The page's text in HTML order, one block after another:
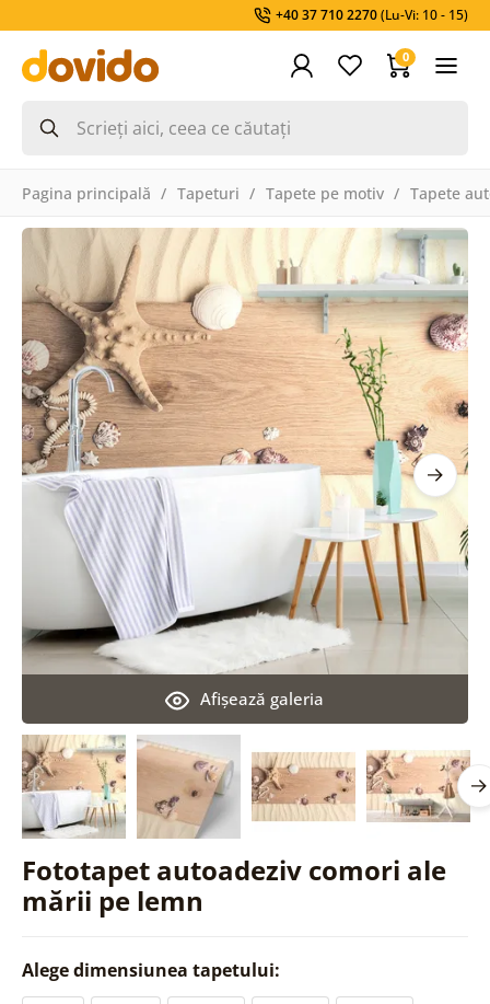
+40 37 710 2270(Lu-Vi: 10 - 15)
0
Pagina principală Tapeturi Tapete pe motiv Tapete
Fototapet autoadeziv comori ale
mării pe lemn
Afişează galeria
Alege dimensiunea tapetului: